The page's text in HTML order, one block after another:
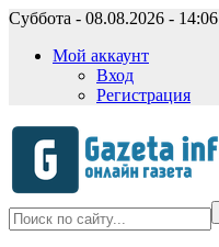
Суббота - 08.08.2026 - 14:06
Мой аккаунт
Вход
Регистрация